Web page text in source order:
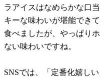
ラアイスはなめらかな口
キーな味わいが堪能でき
食べましたが、やっぱり
ない味わいですね。
SNSでは、「定番化嬉し